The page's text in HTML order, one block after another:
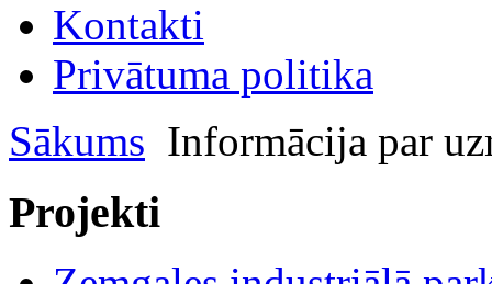
Kontakti
Privātuma politika
Sākums Informācija par
Projekti